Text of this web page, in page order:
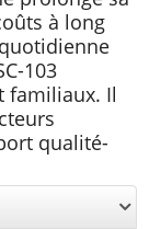
à long
103
familiaux. Il
qualité-